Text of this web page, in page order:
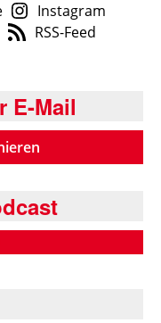
Instagram
RSS-Feed
E-Mail